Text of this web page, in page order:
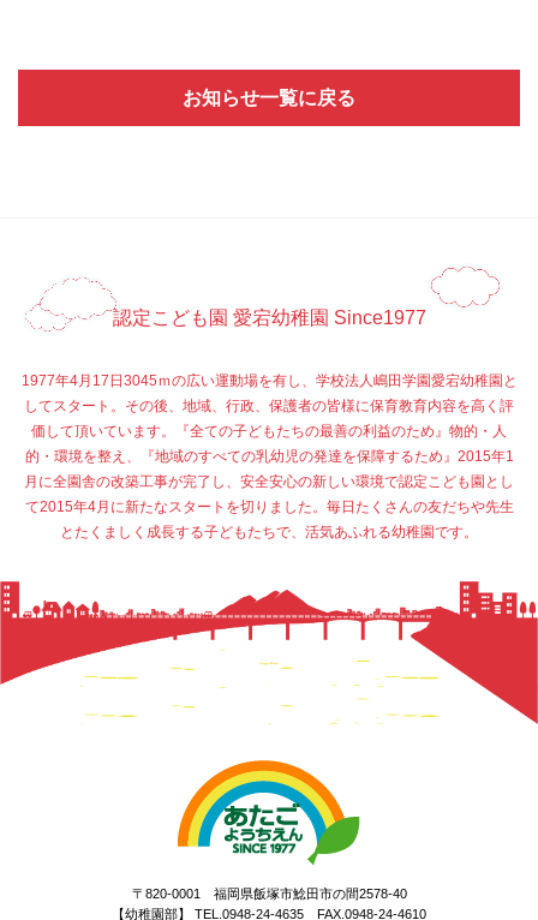
お知らせ一覧に戻る
認定こども園 愛宕幼稚園 Since1977
1977年4月17日3045ｍの広い運動場を有し、学校法人嶋田学園愛宕幼稚園と
してスタート。その後、地域、行政、保護者の皆様に保育教育内容を高く評
価して頂いています。『全ての子どもたちの最善の利益のため』物的・人
的・環境を整え、『地域のすべての乳幼児の発達を保障するため』2015年1
月に全園舎の改築工事が完了し、安全安心の新しい環境で認定こども園とし
て2015年4月に新たなスタートを切りました。毎日たくさんの友だちや先生
とたくましく成長する子どもたちで、活気あふれる幼稚園です。
〒820-0001 福岡県飯塚市鯰田市の間2578-40
【幼稚園部】 TEL.0948-24-4635 FAX.0948-24-4610